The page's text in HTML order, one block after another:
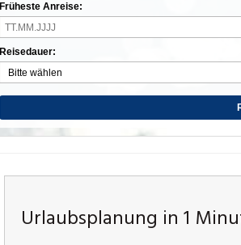
Früheste Anreise:
Reisedauer:
Urlaubsplanung in 1